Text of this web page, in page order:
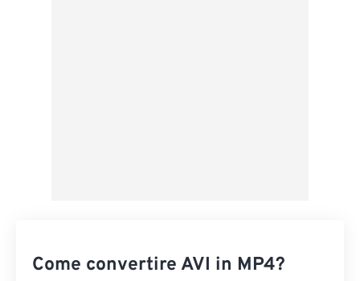
Come convertire AVI in MP4?